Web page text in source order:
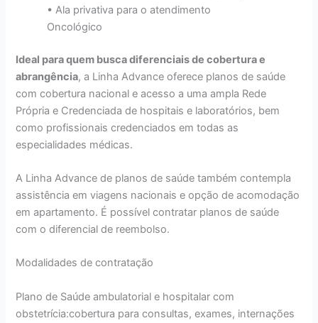
• Ala privativa para o atendimento
Oncológico
Ideal para quem busca diferenciais de cobertura e
abrangência, a Linha Advance oferece planos de saúde
com cobertura nacional e acesso a uma ampla Rede
Própria e Credenciada de hospitais e laboratórios, bem
como profissionais credenciados em todas as
especialidades médicas.
A Linha Advance de planos de saúde também contempla
assistência em viagens nacionais e opção de acomodação
em apartamento. É possível contratar planos de saúde
com o diferencial de reembolso.
Modalidades de contratação
Plano de Saúde ambulatorial e hospitalar com
obstetrícia:cobertura para consultas, exames, internações